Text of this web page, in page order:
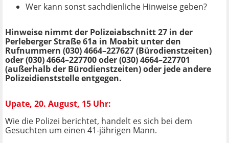
Wer kann sonst sachdienliche Hinweise geben?
Hinweise nimmt der Polizeiabschnitt 27 in der
Perleberger Straße 61a in Moabit unter den
Rufnummern (030) 4664–227627 (Bürodienstzeiten)
oder (030) 4664–227700 oder (030) 4664–227701
(außerhalb der Bürodienstzeiten) oder jede andere
Polizeidienststelle entgegen.
Upate, 20. August, 15 Uhr:
Wie die Polizei berichtet, handelt es sich bei dem
Gesuchten um einen 41-jährigen Mann.